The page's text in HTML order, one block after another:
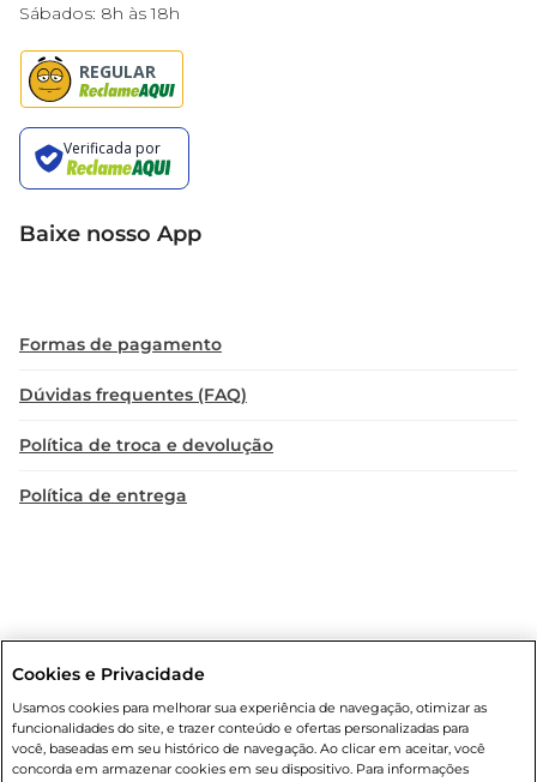
Sábados: 8h às 18h
Baixe nosso App
Formas de pagamento
Dúvidas frequentes (FAQ)
Política de troca e devolução
Política de entrega
é o do carrinho de compras. Fotos ilustrativas. Compras sujeitas a
confirmação de estoque. Compras podem ser canceladas em caso
de suspeita de fraude. A fim de garantir o acesso de um maior
número de clientes as nossas promoções, a compra de produtos
Cookies e Privacidade
Usamos cookies para melhorar sua experiência de navegação, otimizar as
funcionalidades do site, e trazer conteúdo e ofertas personalizadas para
você, baseadas em seu histórico de navegação. Ao clicar em aceitar, você
concorda em armazenar cookies em seu dispositivo. Para informações